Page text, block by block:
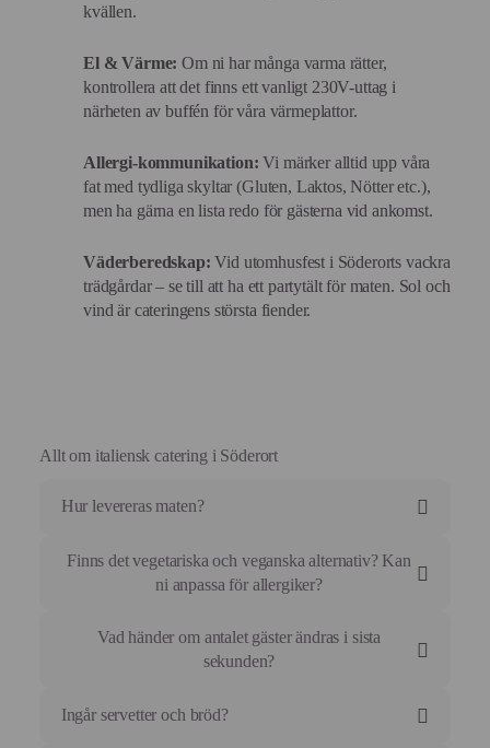
kvällen.
El & Värme: Om ni har många varma rätter,
kontrollera att det finns ett vanligt 230V-uttag i
närheten av buffén för våra värmeplattor.
Allergi-kommunikation: Vi märker alltid upp våra
fat med tydliga skyltar (Gluten, Laktos, Nötter etc.),
men ha gärna en lista redo för gästerna vid ankomst.
Väderberedskap: Vid utomhusfest i Söderorts vackra
trädgårdar – se till att ha ett partytält för maten. Sol och
vind är cateringens största fiender.
Allt om italiensk catering i Söderort
Hur levereras maten?
Maten kommer vackert upplagd på porslinsfat eller
eleganta engångsfat, redo att ställas direkt på bordet.
Vi hjälper er självklart att ställa upp allt på plats så att
det ser inbjudande ut.
Finns det vegetariska och veganska alternativ? Kan
ni anpassa för allergiker?
Absolut! Det italienska köket är naturligt tacksamt för
Vi skapar högkvalitativa alternativ för både veganer,
Vad händer om antalet gäster ändras i sista
sekunden?
Vi är vana vid snabba ryck. Du kan justera ditt
Ingår servetter och bröd?